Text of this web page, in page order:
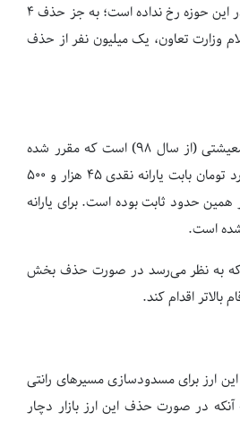
هدفمندی یارانه‌ها می‌گذرد، به دلیل عدم ضمانت قانون، هنوز اتفاق قابل توجه و مؤثری در این حوزه رخ نداده است؛ به جز حذف ۴
به اعلام وزارت تعاون، یک میلیون نفر از حذف
دیگر بحث مهم در لایحه بودجه ۱۴۰۱، تثبیت نرخ مربوط به یارانه نقدی (از سال ۸۹) و معیشتی (از سال ۹۸) است که مقرر شده
بدون تغییر و همانند سال ۱۴۰۰ پرداخت شود؛ به طوری که در لایحه ۴۲ هزار و ۸۰۰ میلیارد تومان بابت یارانه نقدی ۴۵ هزار و ۵۰۰
حدود ثابت بوده است. برای یارانه
یارانه ۱۱۰ هزار تومانی داده است که به نظر می‌رسد در صورت حذف بخش
بالاتر اقدام کند.
شده است؛ اگرچه حذف این ارز برای مسدودسازی مسیرهای رانتی
در صورت حذف این ارز بازار دچار